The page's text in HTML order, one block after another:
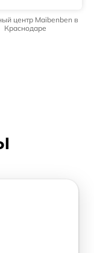
центр Maibenben в
Краснодаре